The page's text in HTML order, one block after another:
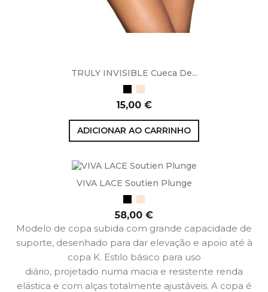
TRULY INVISIBLE Cueca De...
Preço
15,00 €
ADICIONAR AO CARRINHO
VIVA LACE Soutien Plunge
Preço
58,00 €
Modelo de copa subida com grande capacidade de
suporte, desenhado para dar elevação e apoio até à
copa K. Estilo básico para uso
diário, projetado numa macia e resistente renda
elástica e com alças totalmente ajustáveis. A copa é